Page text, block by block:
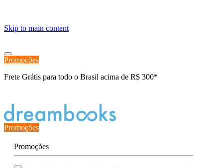
Skip to main content
Promoções
Frete Grátis para todo o Brasil acima de R$ 300*
Promoções
Promoções
≡